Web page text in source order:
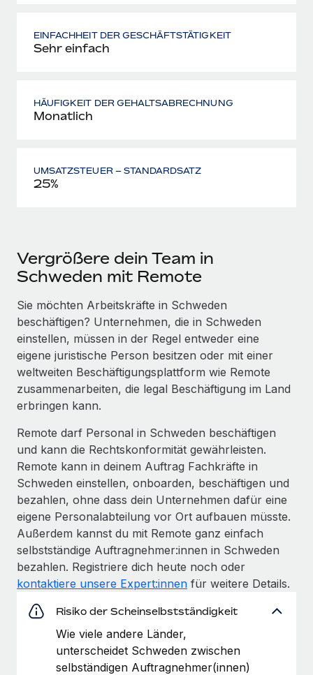
EINFACHHEIT DER GESCHÄFTSTÄTIGKEIT
Sehr einfach
HÄUFIGKEIT DER GEHALTSABRECHNUNG
Monatlich
UMSATZSTEUER – STANDARDSATZ
25%
Vergrößere dein Team in
Schweden mit Remote
Sie möchten Arbeitskräfte in Schweden
beschäftigen? Unternehmen, die in Schweden
einstellen, müssen in der Regel entweder eine
eigene juristische Person besitzen oder mit einer
weltweiten Beschäftigungsplattform wie Remote
zusammenarbeiten, die legal Beschäftigung im Land
erbringen kann.
Remote darf Personal in Schweden beschäftigen
und kann die Rechtskonformität gewährleisten.
Remote kann in deinem Auftrag Fachkräfte in
Schweden einstellen, onboarden, beschäftigen und
bezahlen, ohne dass dein Unternehmen dafür eine
eigene Personalabteilung vor Ort aufbauen müsste.
Außerdem kannst du mit Remote ganz einfach
selbstständige Auftragnehmer:innen in Schweden
bezahlen. Registriere dich heute noch oder
kontaktiere unsere Expert:innen für weitere Details.
Risiko der Scheinselbstständigkeit
Wie viele andere Länder,
unterscheidet Schweden zwischen
selbständigen Auftragnehmer(innen)